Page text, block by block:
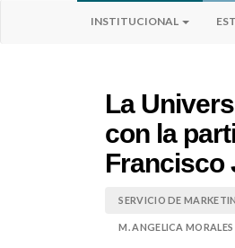
INSTITUCIONAL
La
con la
Francisco
SERVICIO DE
M. ANGELICA MORALES